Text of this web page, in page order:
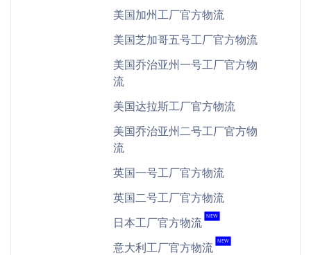
美国加州工厂官方物流
美国芝加哥五号工厂官方物流
美国乔治亚州一号工厂官方物
流
美国达拉斯工厂官方物流
美国乔治亚州二号工厂官方物
流
英国一号工厂官方物流
英国二号工厂官方物流
日本工厂官方物流 NEW
意大利工厂官方物流 NEW